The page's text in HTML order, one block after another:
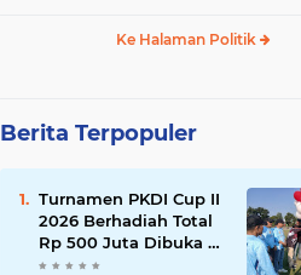
Ke Halaman Politik
Berita Terpopuler
Turnamen PKDI Cup II
2026 Berhadiah Total
Rp 500 Juta Dibuka di
Jombang, Ketua PKDI